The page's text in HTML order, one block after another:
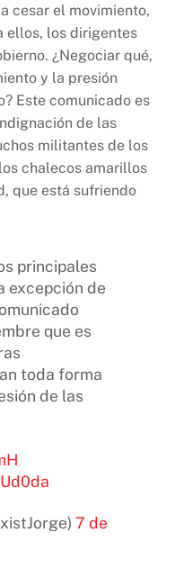
cesar el movimiento,
ellos, los dirigentes
¿Negociar qué,
y la presión
Este comunicado es
de las
militantes de los
chalecos amarillos
que está sufriendo
principales
excepción de
que es
toda forma
de las
7 de